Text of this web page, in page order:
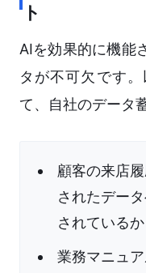
ト
AIを効果的に機能
タが不可欠です
て、自社のデータ
顧客の来店
されたデー
されているか
業務マニュ